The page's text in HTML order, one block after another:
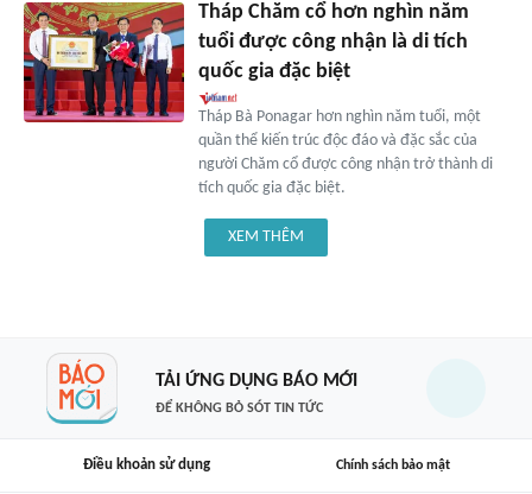
Tháp Chăm cổ hơn nghìn năm
tuổi được công nhận là di tích
quốc gia đặc biệt
Tháp Bà Ponagar hơn nghìn năm tuổi, một
quần thể kiến trúc độc đáo và đặc sắc của
người Chăm cổ được công nhận trở thành di
tích quốc gia đặc biệt.
XEM THÊM
TẢI ỨNG DỤNG BÁO MỚI
ĐỂ KHÔNG BỎ SÓT TIN TỨC
Điều khoản sử dụng Chính sách bảo mật